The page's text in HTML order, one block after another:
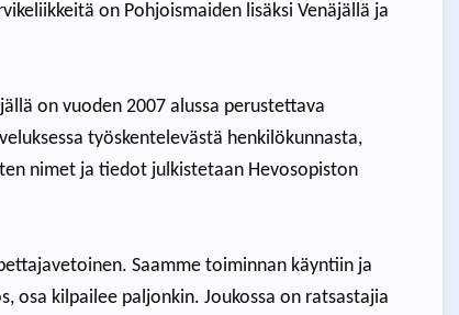
on Pohjoismaiden lisäksi Venäjällä ja
on vuoden 2007 alussa perustettava
työskentelevästä henkilökunnasta,
nimet ja tiedot julkistetaan Hevosopiston
Saamme toiminnan käyntiin ja
osa kilpailee paljonkin. Joukossa on ratsastajia